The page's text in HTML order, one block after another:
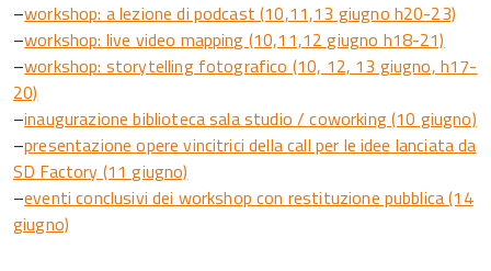
–workshop: a lezione di podcast (10,11,13 giugno h20-23)
–workshop: live video mapping (10,11,12 giugno h18-21)
–workshop: storytelling fotografico (10, 12, 13 giugno, h17-
20)
–inaugurazione biblioteca sala studio / coworking (10 giugno)
–presentazione opere vincitrici della call per le idee lanciata da
SD Factory (11 giugno)
–eventi conclusivi dei workshop con restituzione pubblica (14
giugno)